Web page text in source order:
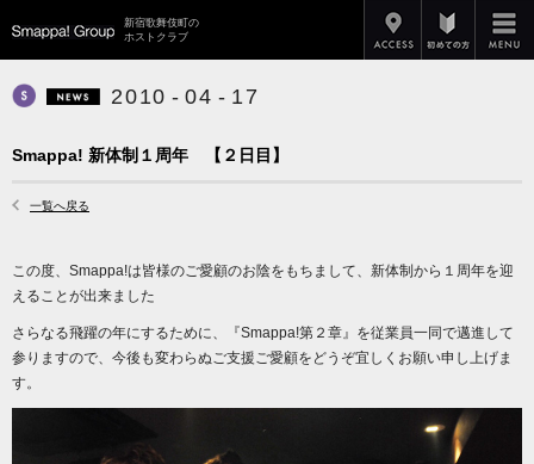
新宿歌舞伎町の
ホストクラブ
Smappa! Hans Axel von Fersen
News
2010 - 04 - 17
Smappa! 新体制１周年 【２日目】
一覧へ戻る
この度、Smappa!は皆様のご愛顧のお陰をもちまして、新体制から１周年を迎
えることが出来ました
さらなる飛躍の年にするために、『Smappa!第２章』を従業員一同で邁進して
参りますので、今後も変わらぬご支援ご愛顧をどうぞ宜しくお願い申し上げま
す。